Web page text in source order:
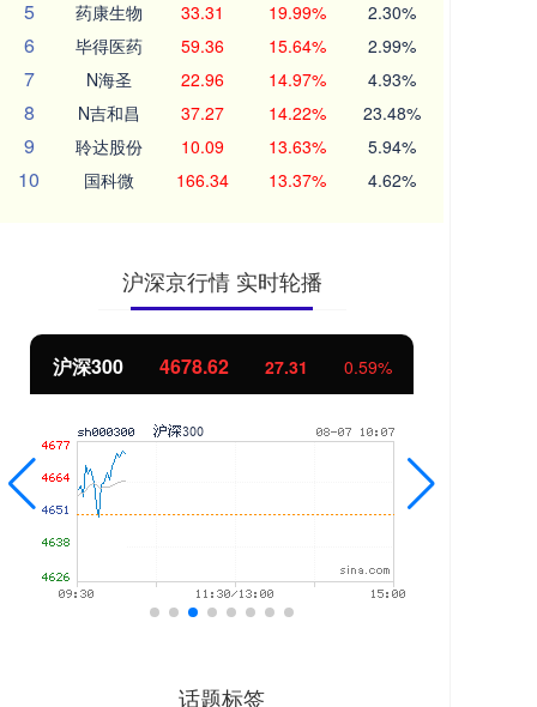
5 药康生物 33.31 19.99% 2.30%
6 毕得医药 59.36 15.64% 2.99%
7 N海圣 22.96 14.97% 4.93%
8 N吉和昌 37.27 14.22% 23.48%
9 聆达股份 10.09 13.63% 5.94%
10 国科微 166.34 13.37% 4.62%
沪深京行情 实时轮播
北证50 1118.97 -3.91 -0.35%
话题标签